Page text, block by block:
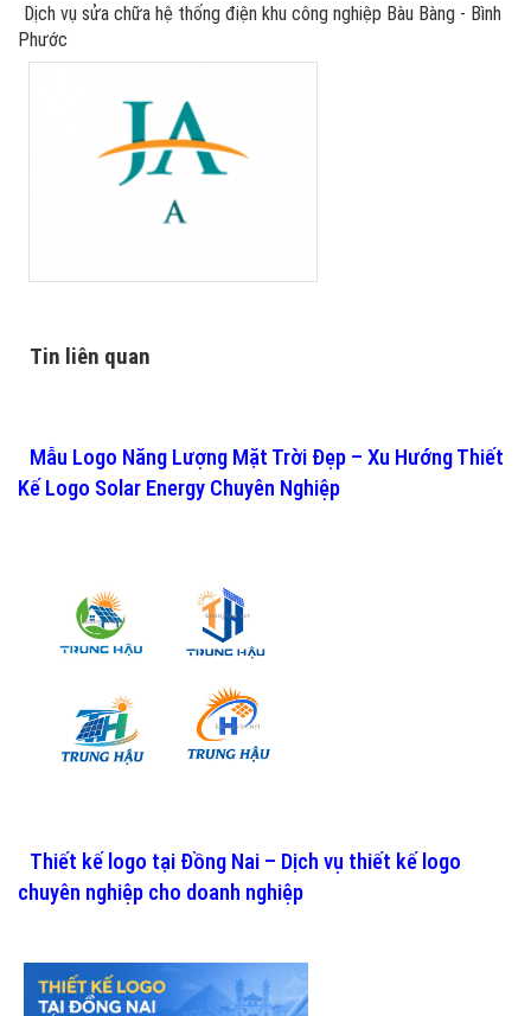
Dịch vụ sửa chữa hệ thống điện khu công nghiệp Bàu Bàng - Bình
Phước
Tin liên quan
Mẫu Logo Năng Lượng Mặt Trời Đẹp – Xu Hướng Thiết
Kế Logo Solar Energy Chuyên Nghiệp
Thiết kế logo tại Đồng Nai – Dịch vụ thiết kế logo
chuyên nghiệp cho doanh nghiệp